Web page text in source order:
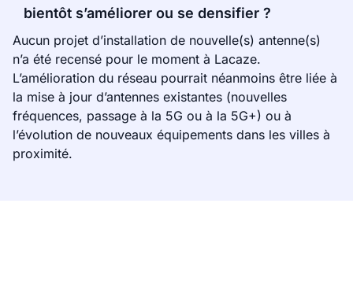
bientôt s’améliorer ou se densifier ?
Aucun projet d’installation de nouvelle(s) antenne(s)
n’a été recensé pour le moment à Lacaze.
L’amélioration du réseau pourrait néanmoins être liée à
la mise à jour d’antennes existantes (nouvelles
fréquences, passage à la 5G ou à la 5G+) ou à
l’évolution de nouveaux équipements dans les villes à
proximité.